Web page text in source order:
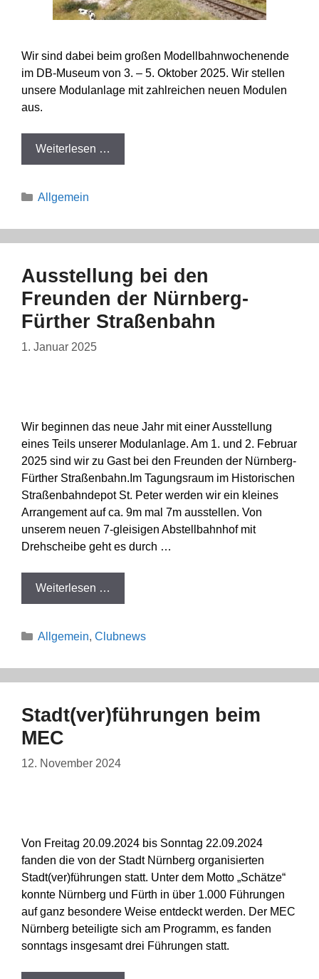
Wir sind dabei beim großen Modellbahnwochenende
im DB-Museum von 3. – 5. Oktober 2025. Wir stellen
unsere Modulanlage mit zahlreichen neuen Modulen
aus.
Weiterlesen …
Kategorien
Allgemein
Ausstellung bei den
Freunden der Nürnberg-
Fürther Straßenbahn
1. Januar 2025
Wir beginnen das neue Jahr mit einer Ausstellung
eines Teils unserer Modulanlage. Am 1. und 2. Februar
2025 sind wir zu Gast bei den Freunden der Nürnberg-
Fürther Straßenbahn.Im Tagungsraum im Historischen
Straßenbahndepot St. Peter werden wir ein kleines
Arrangement auf ca. 9m mal 7m ausstellen. Von
unserem neuen 7-gleisigen Abstellbahnhof mit
Drehscheibe geht es durch …
Weiterlesen …
Kategorien
Allgemein, Clubnews
Stadt(ver)führungen beim
MEC
12. November 2024
Von Freitag 20.09.2024 bis Sonntag 22.09.2024
fanden die von der Stadt Nürnberg organisierten
Stadt(ver)führungen statt. Unter dem Motto „Schätze“
konnte Nürnberg und Fürth in über 1.000 Führungen
auf ganz besondere Weise entdeckt werden. Der MEC
Nürnberg beteiligte sich am Programm, es fanden
sonntags insgesamt drei Führungen statt.